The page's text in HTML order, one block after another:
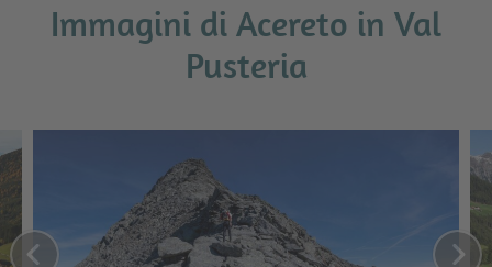
Immagini di Acereto in Val
Pusteria